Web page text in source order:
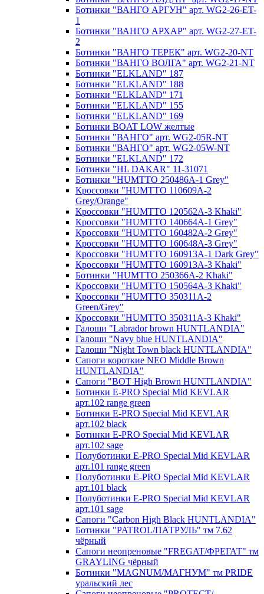
Ботинки "ВАНГО АРГУН" арт. WG2-26-ET-
1
Ботинки "ВАНГО АРХАР" арт. WG2-27-ET-
2
Ботинки "ВАНГО ТЕРЕК" арт. WG2-20-NT
Ботинки "ВАНГО ВОЛГА" арт. WG2-21-NT
Ботинки "ELKLAND" 187
Ботинки "ELKLAND" 188
Ботинки "ELKLAND" 171
Ботинки "ELKLAND" 155
Ботинки "ELKLAND" 169
Ботинки BOAT LOW желтые
Ботинки "ВАНГО" арт. WG2-05R-NT
Ботинки "ВАНГО" арт. WG2-05W-NT
Ботинки "ELKLAND" 172
Ботинки "HL DAKAR" 11-31071
Ботинки "HUMTTO 250486A-1 Grey"
Кроссовки "HUMTTO 110609A-2
Grey/Orange"
Кроссовки "HUMTTO 120562A-3 Khaki"
Кроссовки "HUMTTO 140664A-1 Grey"
Кроссовки "HUMTTO 160482A-2 Grey"
Кроссовки "HUMTTO 160648A-3 Grey"
Кроссовки "HUMTTO 160913A-1 Dark Grey"
Кроссовки "HUMTTO 160913A-3 Khaki"
Ботинки "HUMTTO 250366A-2 Khaki"
Кроссовки "HUMTTO 150564A-3 Khaki"
Кроссовки "HUMTTO 350311A-2
Green/Grey"
Кроссовки "HUMTTO 350311A-3 Khaki"
Галоши "Labrador brown HUNTLANDIA"
Галоши "Navy blue HUNTLANDIA"
Галоши "Night Town black HUNTLANDIA"
Сапоги короткие NEO Middle Brown
HUNTLANDIA"
Сапоги "BOT High Brown HUNTLANDIA"
Ботинки E-PRO Special Mid KEVLAR
арт.102 range green
Ботинки E-PRO Special Mid KEVLAR
арт.102 black
Ботинки E-PRO Special Mid KEVLAR
арт.102 sage
Полуботинки E-PRO Special Mid KEVLAR
арт.101 range green
Полуботинки E-PRO Special Mid KEVLAR
арт.101 black
Полуботинки E-PRO Special Mid KEVLAR
арт.101 sage
Сапоги "Carbon High Black HUNTLANDIA"
Ботинки "PATROL/ПАТРУЛЬ" тм 7.62
чёрный
Сапоги неопреновые "FREGAT/ФРЕГАТ" тм
GRAYLING чёрный
Ботинки "MAGNUM/МАГНУМ" тм PRIDE
уральский лес